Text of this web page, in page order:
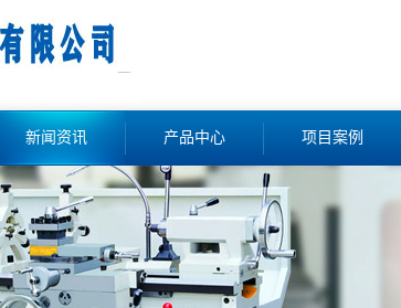
新闻资讯 产品中心 项目案例